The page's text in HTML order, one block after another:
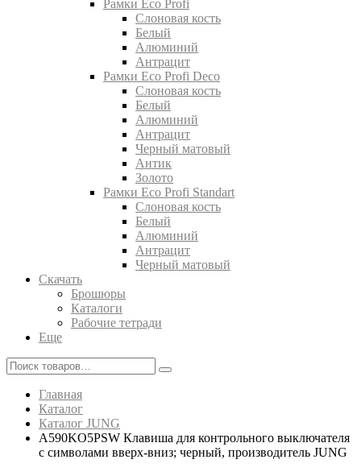
Рамки Eco Profi
Слоновая кость
Белый
Алюминий
Антрацит
Рамки Eco Profi Deco
Слоновая кость
Белый
Алюминий
Антрацит
Черный матовый
Антик
Золото
Рамки Eco Profi Standart
Слоновая кость
Белый
Алюминий
Антрацит
Черный матовый
Скачать
Брошюры
Каталоги
Рабочие тетради
Еще
Главная
Каталог
Каталог JUNG
A590KO5PSW Клавиша для контрольного выключателя
с символами вверх-вниз; черный, производитель JUNG